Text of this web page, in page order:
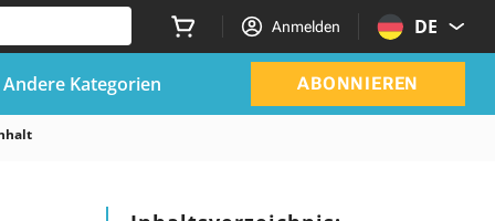
Anmelden DE
Andere Kategorien ABONNIEREN